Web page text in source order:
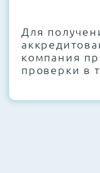
Этап 4:
нагрузкой в
проверки
Для
компания
проверки в